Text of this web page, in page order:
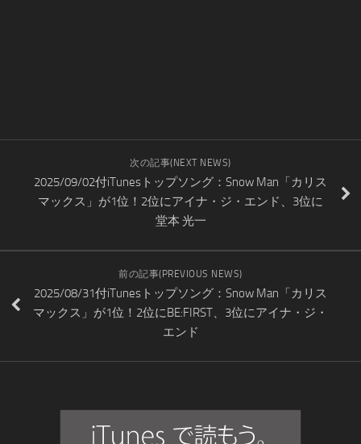
次の記事(NEXT NEWS)
2025/09/02付iTunesトップソング：Snow Man「カリス
マックス」が1位！2位にアイナ・ジ・エンド、3位に
堂本 光一
前の記事(PREVIOUS NEWS)
2025/08/31付iTunesトップソング：Snow Man「カリス
マックス」が1位！2位にBE:FIRST、3位にアイナ・ジ・
エンド